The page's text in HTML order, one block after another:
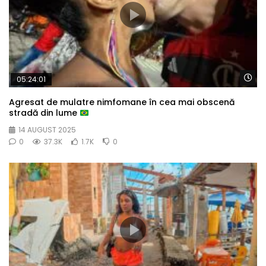
05:24:01
Agresat de mulatre nimfomane în cea mai obscenă
stradă din lume
14 AUGUST 2025
0
37.3K 1.7K 0